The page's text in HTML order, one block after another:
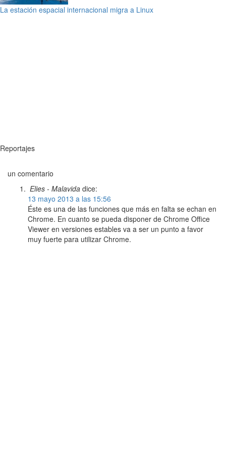
La estación espacial internacional migra a Linux
Reportajes
un comentario
Elies - Malavida dice:
13 mayo 2013 a las 15:56
Éste es una de las funciones que más en falta se echan en
Chrome. En cuanto se pueda disponer de Chrome Office
Viewer en versiones estables va a ser un punto a favor
muy fuerte para utilizar Chrome.